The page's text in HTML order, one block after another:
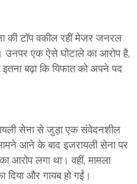
की टॉप वकील रहीं मेजर जनरल
उनपर एक ऐसे घोटाले का आरोप है,
बढ़ा कि यिफात को अपने पद
सेना से जुड़ा एक संवेदनशील
आने के बाद इजरायली सेना पर
आरोप लगा था। वहीं, मामला
और गायब हो गईं।